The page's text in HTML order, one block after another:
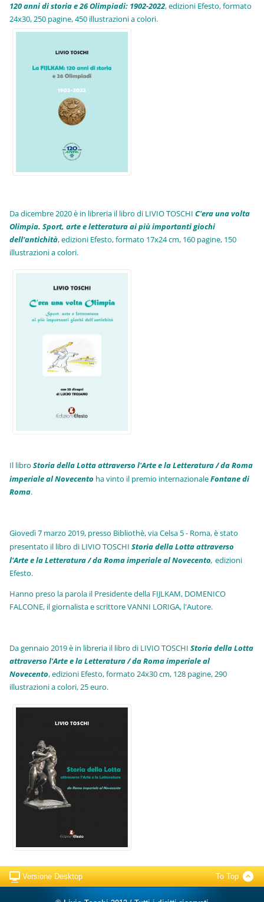
120 anni di storia e 26 Olimpiadi: 1902-2022, edizioni Efesto, formato
24x30, 250 pagine, 450 illustrazioni a colori.
Da dicembre 2020 è in libreria il libro di LIVIO TOSCHIC'era una volta
Olimpia. Sport, arte e letteratura ai più importanti giochi
dell'antichità,edizioni Efesto, formato 17x24 cm, 160 pagine, 150
illustrazioni a colori.
Il libroStoria della Lotta attraverso l'Arte e la Letteratura / da Roma
imperiale al Novecento ha vinto il premio internazionaleFontane di
Roma.
Giovedì 7 marzo 2019, presso Bibliothè, via Celsa 5 - Roma, è stato
presentato il libro di LIVIO TOSCHIStoria della Lotta attraverso
l'Arte e la Letteratura / da Roma imperiale al Novecento, edizioni
Efesto.
Hanno preso la parola il Presidente della FIJLKAM, DOMENICO
FALCONE, il giornalista e scrittore VANNI LORIGA, l'Autore.
Da gennaio 2019 è in libreria il libro di LIVIO TOSCHIStoria della Lotta
attraverso l'Arte e la Letteratura / da Roma imperiale al
Novecento, edizioni Efesto, formato 24x30 cm, 128 pagine, 290
illustrazioni a colori, 25 euro.
Versione Desktop To Top